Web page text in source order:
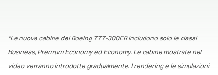
*Le nuove cabine del Boeing 777-300ER includono solo le classi
Business, Premium Economy ed Economy. Le cabine mostrate nel
video verranno introdotte gradualmente. I rendering e le simulazioni